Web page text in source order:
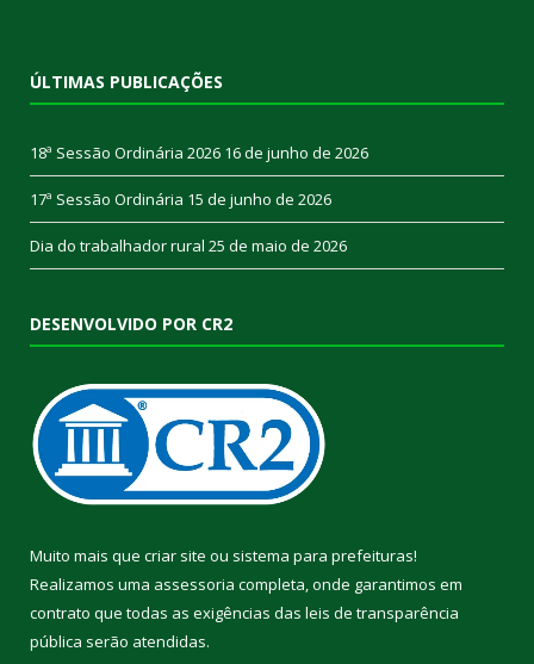
ÚLTIMAS PUBLICAÇÕES
18ª Sessão Ordinária 2026 16 de junho de 2026
17ª Sessão Ordinária 15 de junho de 2026
Dia do trabalhador rural 25 de maio de 2026
DESENVOLVIDO POR CR2
Muito mais que criar site ou sistema para prefeituras!
Realizamos uma assessoria completa, onde garantimos em
contrato que todas as exigências das leis de transparência
pública serão atendidas.